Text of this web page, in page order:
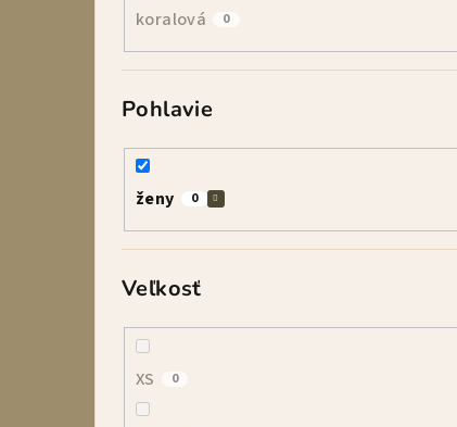
koralová 0
Pohlavie
ženy 0
Veľkosť
XS 0